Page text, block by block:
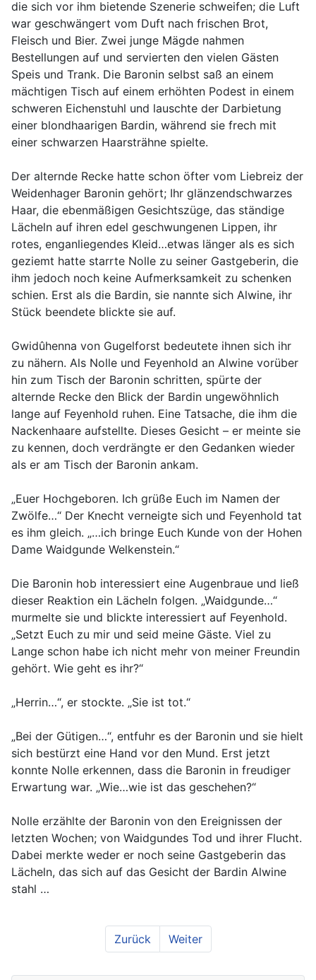
die sich vor ihm bietende Szenerie schweifen; die Luft
war geschwängert vom Duft nach frischen Brot,
Fleisch und Bier. Zwei junge Mägde nahmen
Bestellungen auf und servierten den vielen Gästen
Speis und Trank. Die Baronin selbst saß an einem
mächtigen Tisch auf einem erhöhten Podest in einem
schweren Eichenstuhl und lauschte der Darbietung
einer blondhaarigen Bardin, während sie frech mit
einer schwarzen Haarsträhne spielte.
Der alternde Recke hatte schon öfter vom Liebreiz der
Weidenhager Baronin gehört; Ihr glänzendschwarzes
Haar, die ebenmäßigen Gesichtszüge, das ständige
Lächeln auf ihren edel geschwungenen Lippen, ihr
rotes, enganliegendes Kleid…etwas länger als es sich
geziemt hatte starrte Nolle zu seiner Gastgeberin, die
ihm jedoch noch keine Aufmerksamkeit zu schenken
schien. Erst als die Bardin, sie nannte sich Alwine, ihr
Stück beendete blickte sie auf.
Gwidûhenna von Gugelforst bedeutete ihnen sich ihr
zu nähern. Als Nolle und Feyenhold an Alwine vorüber
hin zum Tisch der Baronin schritten, spürte der
alternde Recke den Blick der Bardin ungewöhnlich
lange auf Feyenhold ruhen. Eine Tatsache, die ihm die
Nackenhaare aufstellte. Dieses Gesicht – er meinte sie
zu kennen, doch verdrängte er den Gedanken wieder
als er am Tisch der Baronin ankam.
„Euer Hochgeboren. Ich grüße Euch im Namen der
Zwölfe…“ Der Knecht verneigte sich und Feyenhold tat
es ihm gleich. „…ich bringe Euch Kunde von der Hohen
Dame Waidgunde Welkenstein.“
Die Baronin hob interessiert eine Augenbraue und ließ
dieser Reaktion ein Lächeln folgen. „Waidgunde…“
murmelte sie und blickte interessiert auf Feyenhold.
„Setzt Euch zu mir und seid meine Gäste. Viel zu
Lange schon habe ich nicht mehr von meiner Freundin
gehört. Wie geht es ihr?“
„Herrin…“, er stockte. „Sie ist tot.“
„Bei der Gütigen…“, entfuhr es der Baronin und sie hielt
sich bestürzt eine Hand vor den Mund. Erst jetzt
konnte Nolle erkennen, dass die Baronin in freudiger
Erwartung war. „Wie…wie ist das geschehen?“
Nolle erzählte der Baronin von den Ereignissen der
letzten Wochen; von Waidgundes Tod und ihrer Flucht.
Dabei merkte weder er noch seine Gastgeberin das
Lächeln, das sich auf das Gesicht der Bardin Alwine
stahl …
Zurück Weiter